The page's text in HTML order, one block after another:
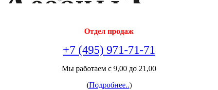
Отдел продаж
+7 (495) 971-71-71
Мы работаем с 9,00 до 21,00
(Подробнее..)